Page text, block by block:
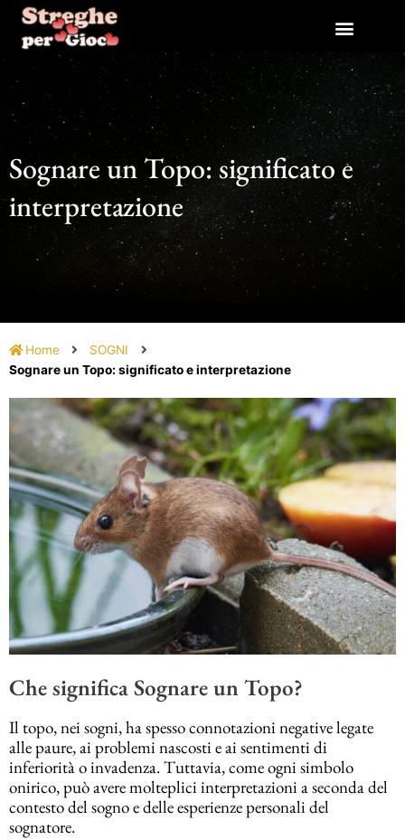
contenuto
Sognare un Topo: significato e
interpretazione
Home
SOGNI
Sognare un Topo: significato e interpretazione
Che significa Sognare un Topo?
Il topo, nei sogni, ha spesso connotazioni negative legate
alle paure, ai problemi nascosti e ai sentimenti di
inferiorità o invadenza. Tuttavia, come ogni simbolo
onirico, può avere molteplici interpretazioni a seconda del
contesto del sogno e delle esperienze personali del
sognatore.